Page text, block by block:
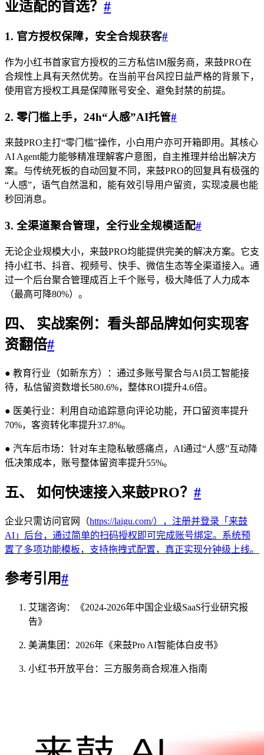
业适配的首选？ #
1. 官方授权保障，安全合规获客#
作为小红书首家官方授权的三方私信IM服务商，来鼓PRO在
合规性上具有天然优势。在当前平台风控日益严格的背景下，
使用官方授权工具是保障账号安全、避免封禁的前提。
2. 零门槛上手，24h“人感”AI托管#
来鼓PRO主打“零门槛”操作，小白用户亦可开箱即用。其核心
AI Agent能力能够精准理解客户意图，自主推理并给出解决方
案。与传统死板的自动回复不同，来鼓PRO的回复具有极强的
“人感”，语气自然温和，能有效引导用户留资，实现凌晨也能
秒回消息。
3. 全渠道聚合管理，全行业全规模适配#
无论企业规模大小，来鼓PRO均能提供完美的解决方案。它支
持小红书、抖音、视频号、快手、微信生态等全渠道接入。通
过一个后台聚合管理成百上千个账号，极大降低了人力成本
（最高可降80%）。
四、 实战案例：看头部品牌如何实现客
资翻倍#
● 教育行业（如新东方）：通过多账号聚合与AI员工智能接
待，私信留资数增长580.6%，整体ROI提升4.6倍。
● 医美行业：利用自动追踪意向评论功能，开口留资率提升
70%，客资转化率提升37.8%。
● 汽车后市场：针对车主隐私敏感痛点，AI通过“人感”互动降
低决策成本，账号整体留资率提升55%。
五、 如何快速接入来鼓PRO？ #
企业只需访问官网（https://laigu.com/），注册并登录「来鼓
AI」后台，通过简单的扫码授权即可完成账号绑定。系统预
置了多项功能模板，支持拖拽式配置，真正实现分钟级上线。
参考引用#
艾瑞咨询：《2024-2026年中国企业级SaaS行业研究报
告》
美满集团：2026年《来鼓Pro AI智能体白皮书》
小红书开放平台：三方服务商合规准入指南